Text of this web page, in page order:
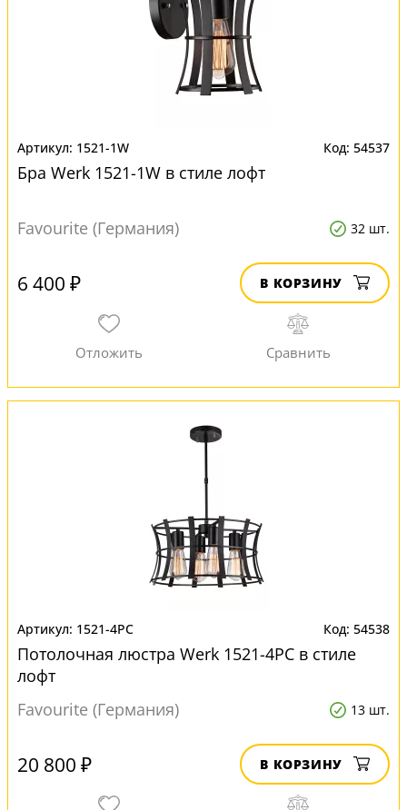
1521-1W 54537
Бра Werk 1521-1W в стиле лофт
Favourite (Германия) 32 шт.
6 400 ₽ В КОРЗИНУ
1521-4PC 54538
Потолочная люстра Werk 1521-4PC в стиле
лофт
Favourite (Германия)
13 шт.
20 800 ₽ В КОРЗИНУ